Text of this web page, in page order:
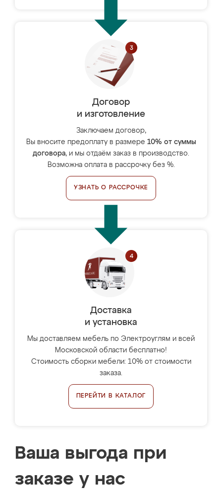
Договор
и изготовление
Заключаем договор,
Вы вносите предоплату в размере 10% от суммы
договора, и мы отдаём заказ в производство.
Возможна оплата в рассрочку без %.
УЗНАТЬ О РАССРОЧКЕ
Доставка
и установка
Мы доставляем мебель по Электроуглям и всей
Московской области бесплатно!
Стоимость сборки мебели: 10% от стоимости
заказа.
ПЕРЕЙТИ В КАТАЛОГ
Ваша выгода при
заказе у нас